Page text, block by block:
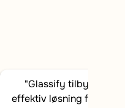
"Glassify tilbyder en
effektiv løsning for